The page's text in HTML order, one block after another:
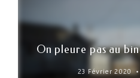
On pleure pas au
23 Février 2020